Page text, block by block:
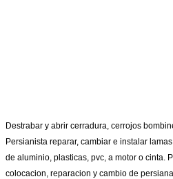
Destrabar y abrir cerradura, cerrojos
Persianista reparar, cambiar e instalar
de aluminio, plasticas, pvc, a motor o cinta.
colocacion, reparacion y cambio de